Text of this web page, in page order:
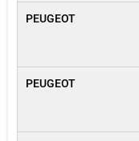
PEUGEOT
PEUGEOT